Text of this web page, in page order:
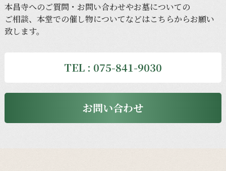
本昌寺へのご質問・ お問い合わせやお墓についての
ご相談、 本堂での催し物についてなどはこちらからお願い
致します。
TEL : 075-841-9030
お問い合わせ